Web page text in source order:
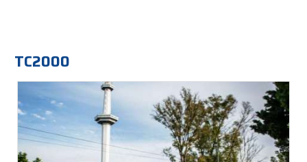
TC2000